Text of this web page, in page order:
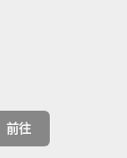
前往